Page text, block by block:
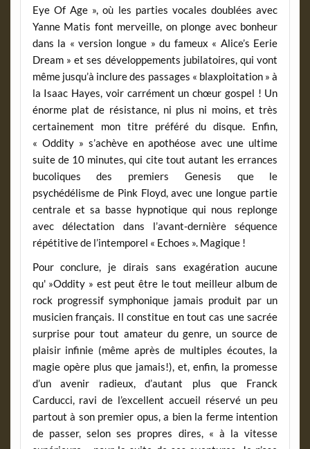
Eye Of Age », où les parties vocales doublées avec
Yanne Matis font merveille, on plonge avec bonheur
dans la « version longue » du fameux « Alice’s Eerie
Dream » et ses développements jubilatoires, qui vont
même jusqu’à inclure des passages « blaxploitation » à
la Isaac Hayes, voir carrément un chœur gospel ! Un
énorme plat de résistance, ni plus ni moins, et très
certainement mon titre préféré du disque. Enfin,
« Oddity » s’achève en apothéose avec une ultime
suite de 10 minutes, qui cite tout autant les errances
bucoliques des premiers Genesis que le
psychédélisme de Pink Floyd, avec une longue partie
centrale et sa basse hypnotique qui nous replonge
avec délectation dans l’avant-dernière séquence
répétitive de l’intemporel « Echoes ». Magique !
Pour conclure, je dirais sans exagération aucune
qu' »Oddity » est peut être le tout meilleur album de
rock progressif symphonique jamais produit par un
musicien français. Il constitue en tout cas une sacrée
surprise pour tout amateur du genre, un source de
plaisir infinie (même après de multiples écoutes, la
magie opère plus que jamais!), et, enfin, la promesse
d’un avenir radieux, d’autant plus que Franck
Carducci, ravi de l’excellent accueil réservé un peu
partout à son premier opus, a bien la ferme intention
de passer, selon ses propres dires, « à la vitesse